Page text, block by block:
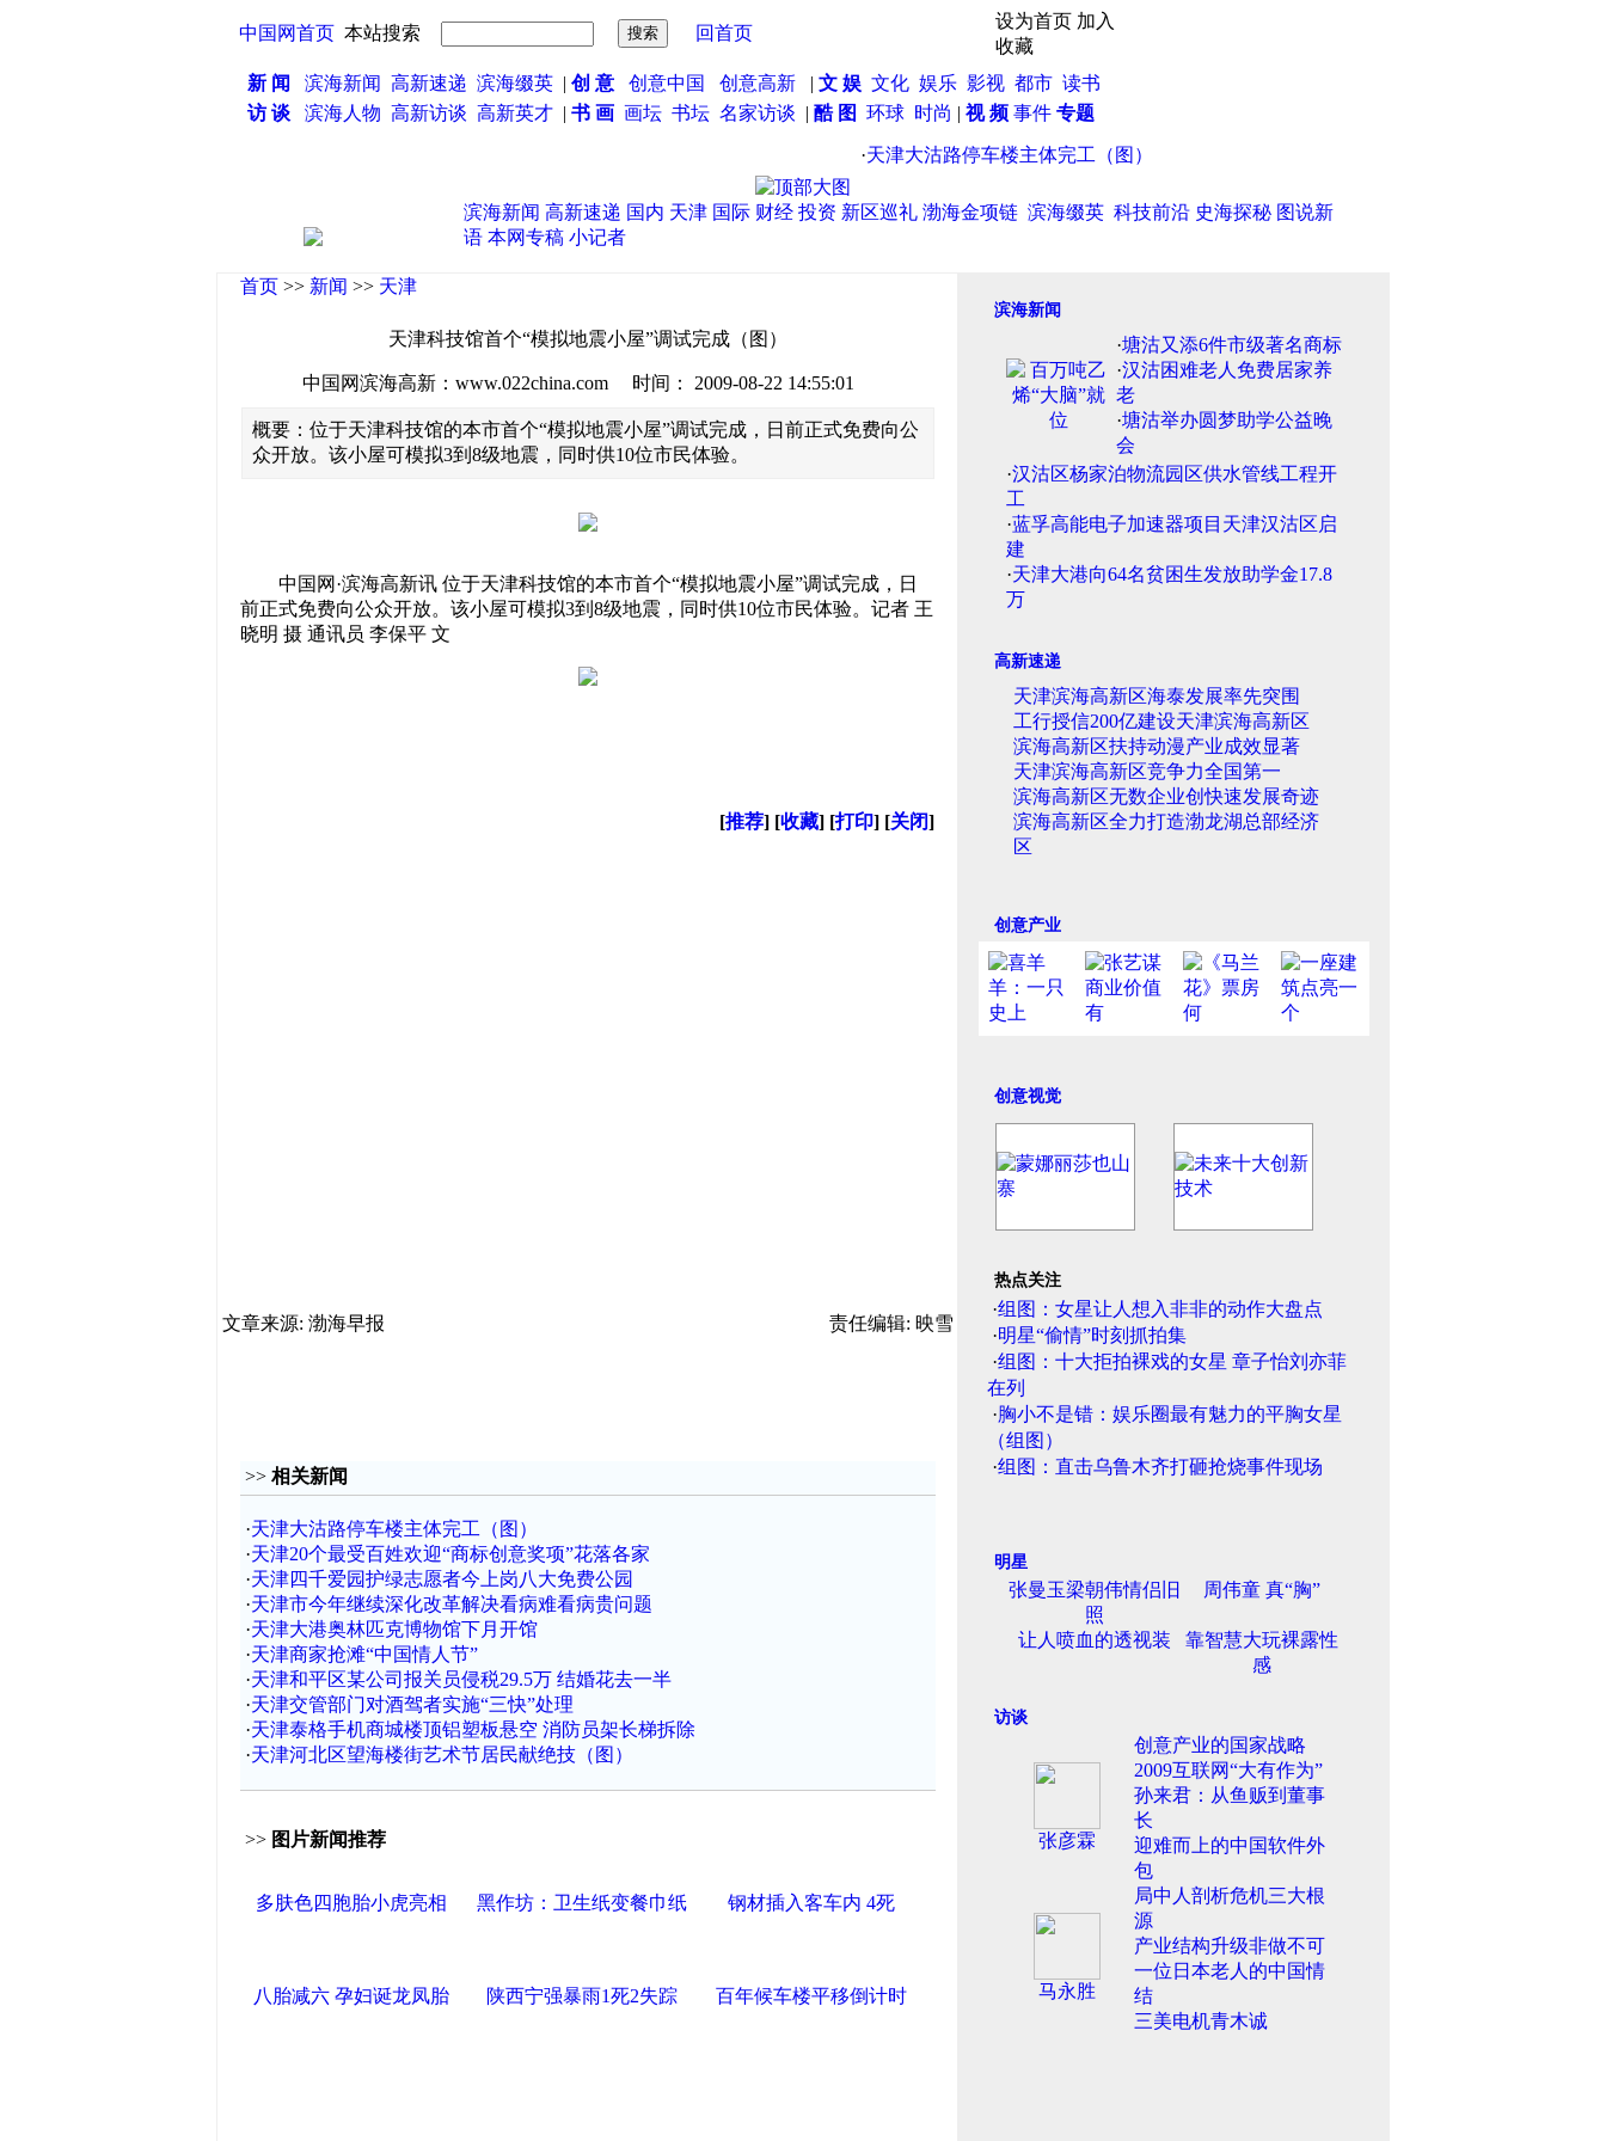
中国网首页 本站搜索 回首页
设为首页 加入
收藏
新 闻
滨海新闻 高新速递 滨海缀英 | 创 意 创意中国 创意高新 | 文 娱 文化 娱乐 影视 都市 读书
访 谈
滨海人物 高新访谈 高新英才 | 书 画 画坛 书坛 名家访谈 | 酷 图 环球 时尚 | 视 频 事件 专题
天津大沽路停车楼主体完工（图）·
滨海新闻 高新速递 国内 天津 国际 财经 投资 新区巡礼 渤海金项链 滨海缀英 科技前沿 史海探秘 图说新
语 本网专稿 小记者
首页 >> 新闻 >> 天津
天津科技馆首个“模拟地震小屋”调试完成（图）
中国网滨海高新：www.022china.com 时间： 2009-08-22 14:55:01
概要：位于天津科技馆的本市首个“模拟地震小屋”调试完成，日前正式免费向公
众开放。该小屋可模拟3到8级地震，同时供10位市民体验。
中国网·滨海高新讯 位于天津科技馆的本市首个“模拟地震小屋”调试完成，日
前正式免费向公众开放。该小屋可模拟3到8级地震，同时供10位市民体验。记者 王
晓明 摄 通讯员 李保平 文
[推荐] [收藏] [打印] [关闭]
文章来源: 渤海早报 责任编辑: 映雪
>> 相关新闻
·天津大沽路停车楼主体完工（图）
·天津20个最受百姓欢迎“商标创意奖项”花落各家
·天津四千爱园护绿志愿者今上岗八大免费公园
·天津市今年继续深化改革解决看病难看病贵问题
·天津大港奥林匹克博物馆下月开馆
·天津商家抢滩“中国情人节”
·天津和平区某公司报关员侵税29.5万 结婚花去一半
·天津交管部门对酒驾者实施“三快”处理
·天津泰格手机商城楼顶铝塑板悬空 消防员架长梯拆除
·天津河北区望海楼街艺术节居民献绝技（图）
>> 图片新闻推荐
多肤色四胞胎小虎亮相 黑作坊：卫生纸变餐巾纸 钢材插入客车内 4死
八胎减六 孕妇诞龙凤胎 陕西宁强暴雨1死2失踪 百年候车楼平移倒计时
滨海新闻
·塘沽又添6件市级著名商标
·汉沽困难老人免费居家养
老
·塘沽举办圆梦助学公益晚
会
·汉沽区杨家泊物流园区供水管线工程开
工
·蓝孚高能电子加速器项目天津汉沽区启
建
·天津大港向64名贫困生发放助学金17.8
万
高新速递
天津滨海高新区海泰发展率先突围
工行授信200亿建设天津滨海高新区
滨海高新区扶持动漫产业成效显著
天津滨海高新区竞争力全国第一
滨海高新区无数企业创快速发展奇迹
滨海高新区全力打造渤龙湖总部经济
区
创意产业
创意视觉
热点关注
·组图：女星让人想入非非的动作大盘点
·明星“偷情”时刻抓拍集
·组图：十大拒拍裸戏的女星 章子怡刘亦菲
在列
·胸小不是错：娱乐圈最有魅力的平胸女星
（组图）
·组图：直击乌鲁木齐打砸抢烧事件现场
明星
张曼玉梁朝伟情侣旧
照
周伟童 真“胸”
让人喷血的透视装
靠智慧大玩裸露性
感
访谈
张彦霖
创意产业的国家战略
2009互联网“大有作为”
孙来君：从鱼贩到董事
长
迎难而上的中国软件外
包
马永胜
局中人剖析危机三大根
源
产业结构升级非做不可
一位日本老人的中国情
结
三美电机青木诚